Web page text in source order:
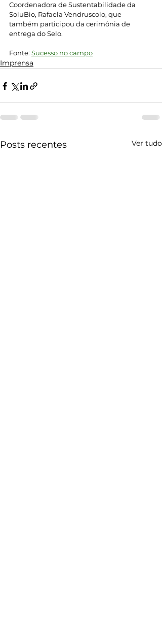
Coordenadora de Sustentabilidade da
SoluBio, Rafaela Vendruscolo, que
também participou da cerimônia de
entrega do Selo.
Fonte: Sucesso no campo
Imprensa
Posts recentes Ver tudo